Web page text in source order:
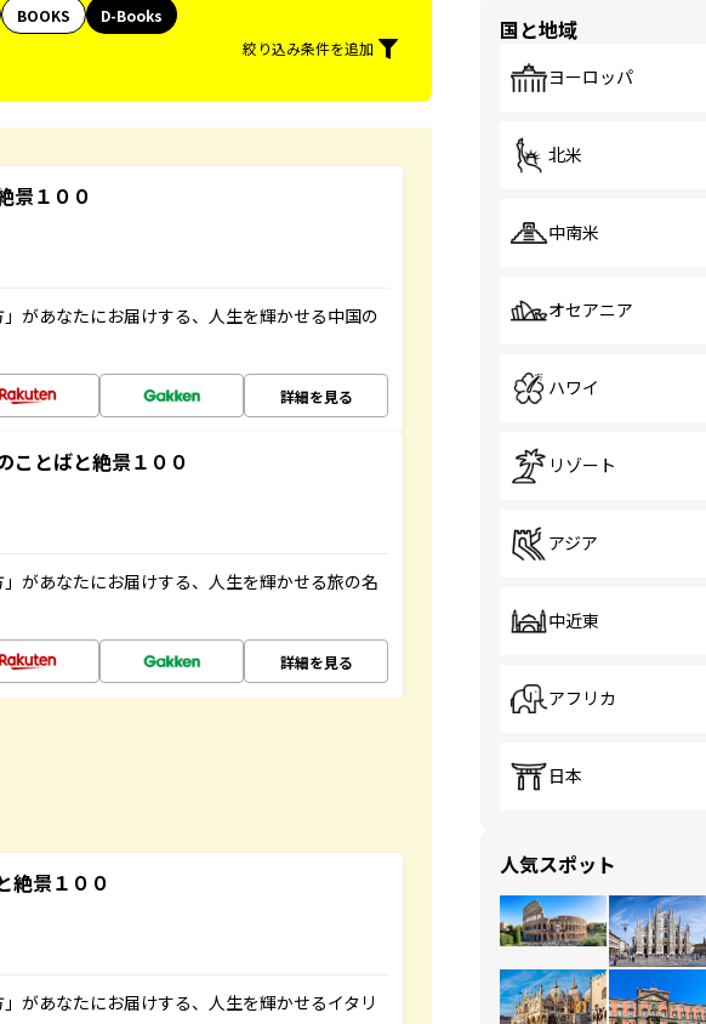
BOOKS
D-Books
絞り込み条件を追加
景１００
があなたにお届けする、人生を輝かせる中国の
詳細を見る
ことばと絶景１００
があなたにお届けする、人生を輝かせる旅の名
詳細を見る
絶景１００
があなたにお届けする、人生を輝かせるイタリ
国と地域
ヨーロッパ
北米
中南米
オセアニア
ハワイ
リゾート
アジア
中近東
アフリカ
日本
人気スポット